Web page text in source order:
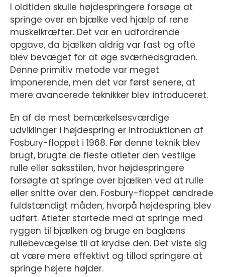
I oldtiden skulle højdespringere forsøge at
springe over en bjælke ved hjælp af rene
muskelkræfter. Det var en udfordrende
opgave, da bjælken aldrig var fast og ofte
blev bevæget for at øge sværhedsgraden.
Denne primitiv metode var meget
imponerende, men det var først senere, at
mere avancerede teknikker blev introduceret.
En af de mest bemærkelsesværdige
udviklinger i højdespring er introduktionen af
Fosbury-floppet i 1968. Før denne teknik blev
brugt, brugte de fleste atleter den vestlige
rulle eller saksstilen, hvor højdespringere
forsøgte at springe over bjælken ved at rulle
eller snitte over den. Fosbury-floppet ændrede
fuldstændigt måden, hvorpå højdespring blev
udført. Atleter startede med at springe med
ryggen til bjælken og bruge en baglæns
rullebevægelse til at krydse den. Det viste sig
at være mere effektivt og tillod springere at
springe højere højder.